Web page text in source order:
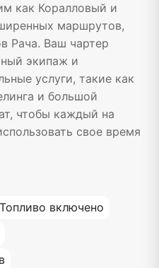
как Коралловый и
маршрутов,
Рача. Ваш чартер
экипаж и
услуги, такие как
и большой
чтобы каждый на
свое время
Топливо включено